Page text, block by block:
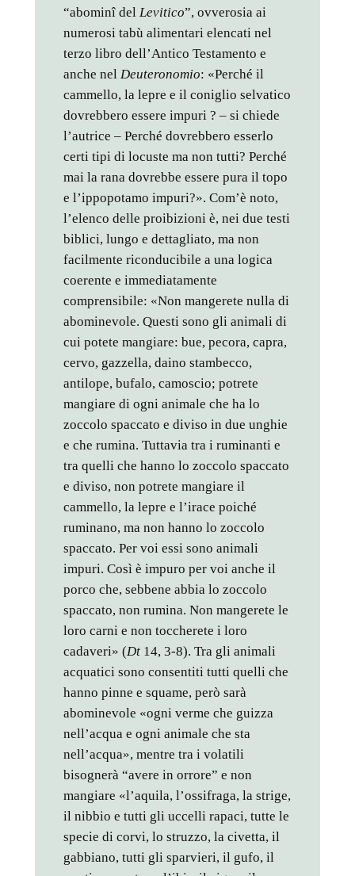
“abominî del Levitico”, ovverosia ai
numerosi tabù alimentari elencati nel
terzo libro dell’Antico Testamento e
anche nel Deuteronomio: «Perché il
cammello, la lepre e il coniglio selvatico
dovrebbero essere impuri ? – si chiede
l’autrice – Perché dovrebbero esserlo
certi tipi di locuste ma non tutti? Perché
mai la rana dovrebbe essere pura il topo
e l’ippopotamo impuri?». Com’è noto,
l’elenco delle proibizioni è, nei due testi
biblici, lungo e dettagliato, ma non
facilmente riconducibile a una logica
coerente e immediatamente
comprensibile: «Non mangerete nulla di
abominevole. Questi sono gli animali di
cui potete mangiare: bue, pecora, capra,
cervo, gazzella, daino stambecco,
antilope, bufalo, camoscio; potrete
mangiare di ogni animale che ha lo
zoccolo spaccato e diviso in due unghie
e che rumina. Tuttavia tra i ruminanti e
tra quelli che hanno lo zoccolo spaccato
e diviso, non potrete mangiare il
cammello, la lepre e l’irace poiché
ruminano, ma non hanno lo zoccolo
spaccato. Per voi essi sono animali
impuri. Così è impuro per voi anche il
porco che, sebbene abbia lo zoccolo
spaccato, non rumina. Non mangerete le
loro carni e non toccherete i loro
cadaveri» (Dt 14, 3-8). Tra gli animali
acquatici sono consentiti tutti quelli che
hanno pinne e squame, però sarà
abominevole «ogni verme che guizza
nell’acqua e ogni animale che sta
nell’acqua», mentre tra i volatili
bisognerà “avere in orrore” e non
mangiare «l’aquila, l’ossifraga, la strige,
il nibbio e tutti gli uccelli rapaci, tutte le
specie di corvi, lo struzzo, la civetta, il
gabbiano, tutti gli sparvieri, il gufo, il